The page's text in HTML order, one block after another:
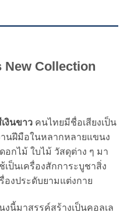
Collection
งินขาว คนไทยมีชื่อเสียงเป็น
านฝีมือในหลากหลายแขนง
อกไม้ ใบไม้ วัสดุต่าง ๆ มา
ป็นเครื่องสักการะบูชาสิ่ง
งประดับยามแต่งกาย
นี้มาสรรค์สร้างเป็นคอลเล